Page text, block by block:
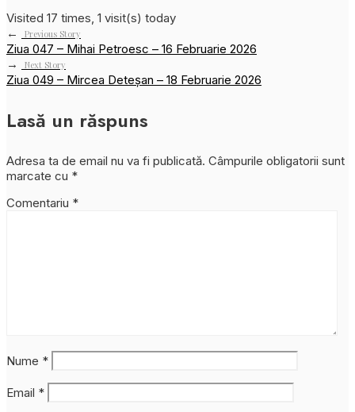
Visited 17 times, 1 visit(s) today
←
Previous Story
Ziua 047 – Mihai Petroesc – 16 Februarie 2026
→
Next Story
Ziua 049 – Mircea Deteșan – 18 Februarie 2026
Lasă un răspuns
Adresa ta de email nu va fi publicată. Câmpurile obligatorii sunt
marcate cu *
Comentariu *
Nume *
Email *